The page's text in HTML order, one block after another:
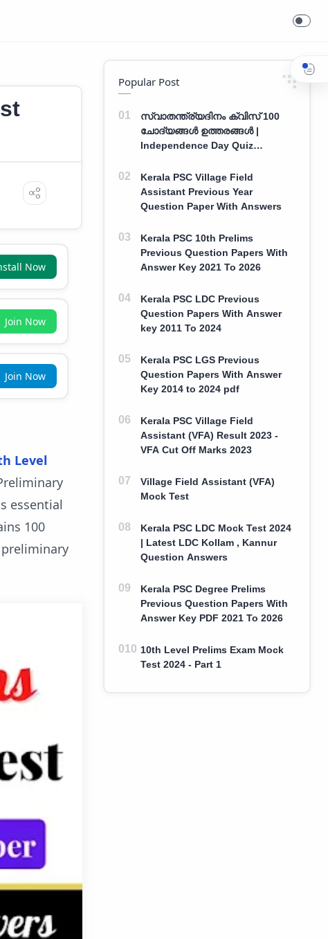
Now
Join Now
Join Now
Level
essential
100
Popular Post
സ്വാതന്ത്ര്യദിനം ക്വിസ് 100
ചോദ്യങ്ങൾ ഉത്തരങ്ങൾ |
Independence Day Quiz
Answers
Kerala PSC Village Field
Assistant Previous Year
Question Paper With Answers
Kerala PSC 10th Prelims
Previous Question Papers With
Answer Key 2021 To 2026
Kerala PSC LDC Previous
Question Papers With Answer
key 2011 To 2024
Kerala PSC LGS Previous
Question Papers With Answer
Key 2014 to 2024 pdf
Kerala PSC Village Field
Assistant (VFA) Result 2023 -
VFA Cut Off Marks 2023
Village Field Assistant (VFA)
Mock Test
Kerala PSC LDC Mock Test 2024
| Latest LDC Kollam , Kannur
Question Answers
Kerala PSC Degree Prelims
Previous Question Papers With
Answer Key PDF 2021 To 2026
10th Level Prelims Exam Mock
Test 2024 - Part 1